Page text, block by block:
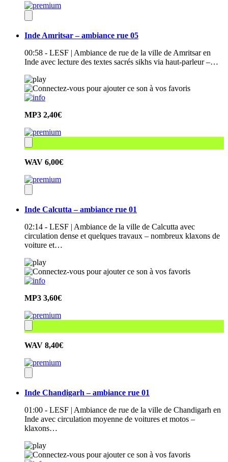
Inde Amritsar – ambiance rue 05
00:58 - LESF | Ambiance de rue de la ville de Amritsar en
Inde avec lecture des textes sacrés sikhs via haut-parleur –…
MP3 2,40€
WAV 6,00€
Inde Calcutta – ambiance rue 01
02:14 - LESF | Ambiance de la ville de Calcutta avec
circulation dense et quelques travaux – nombreux klaxons de
voiture et…
MP3 3,60€
WAV 8,40€
Inde Chandigarh – ambiance rue 01
01:00 - LESF | Ambiance de rue de la ville de Chandigarh en
Inde avec circulation moyenne de voitures et motos –
klaxons…